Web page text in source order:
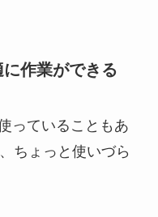
作業ができる
っていることもあ
ちょっと使いづら